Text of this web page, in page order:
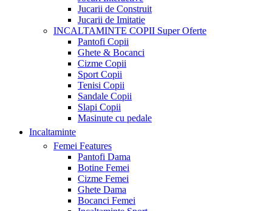
Jucarii de Construit
Jucarii de Imitatie
INCALTAMINTE COPII Super Oferte
Pantofi Copii
Ghete & Bocanci
Cizme Copii
Sport Copii
Tenisi Copii
Sandale Copii
Slapi Copii
Masinute cu pedale
Incaltaminte
Femei Features
Pantofi Dama
Botine Femei
Cizme Femei
Ghete Dama
Bocanci Femei